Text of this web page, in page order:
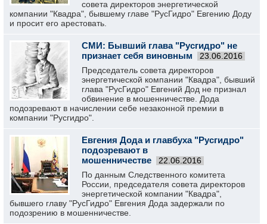
совета директоров энергетической
компании "Квадра", бывшему главе "РусГидро" Евгению Доду
и просит его арестовать.
СМИ: Бывший глава "Русгидро" не
признает себя виновным
23.06.2016
Председатель совета директоров
энергетической компании "Квадра", бывший
глава "РусГидро" Евгений Дод не признал
обвинение в мошенничестве. Дода
подозревают в начислении себе незаконной премии в
компании "Русгидро".
Евгения Дода и главбуха "Русгидро"
подозревают в
мошенничестве
22.06.2016
По данным Следственного комитета
России, председателя совета директоров
энергетической компании "Квадра",
бывшего главу "РусГидро" Евгения Дода задержали по
подозрению в мошенничестве.